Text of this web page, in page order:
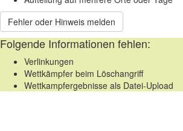
Fehler oder Hinweis melden
Folgende Informationen fehlen:
Verlinkungen
Wettkämpfer beim Löschangriff
Wettkampfergebnisse als Datei-Upload